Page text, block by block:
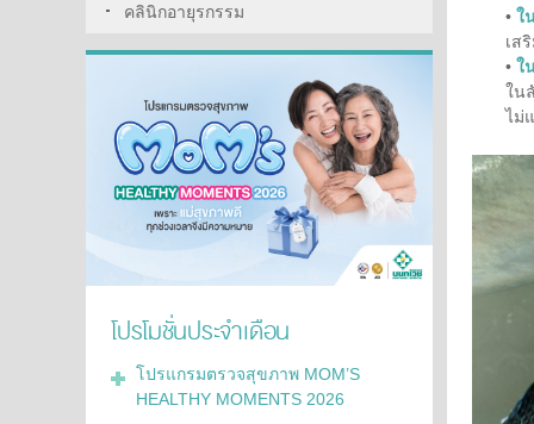
• ใ
เส
• ใ
ใน
ไม่
คลินิกอายุรกรรม
โปรโมชั่นประจำเดือน
โปรแกรมตรวจสุขภาพ MOM’S
HEALTHY MOMENTS 2026